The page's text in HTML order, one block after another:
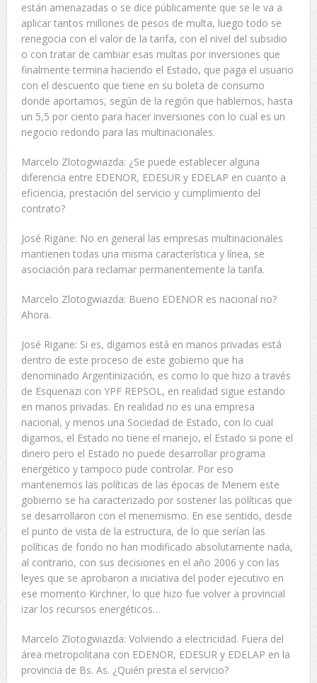
están amenazadas o se dice públicamente que se le va a
aplicar tantos millones de pesos de multa, luego todo se
renegocia con el valor de la tarifa, con el nivel del subsidio
o con tratar de cambiar esas multas por inversiones que
finalmente termina haciendo el Estado, que paga el usuario
con el descuento que tiene en su boleta de consumo
donde aportamos, según de la región que hablemos, hasta
un 5,5 por ciento para hacer inversiones con lo cual es un
negocio redondo para las multinacionales.
Marcelo Zlotogwiazda: ¿Se puede establecer alguna
diferencia entre EDENOR, EDESUR y EDELAP en cuanto a
eficiencia, prestación del servicio y cumplimiento del
contrato?
José Rigane: No en general las empresas multinacionales
mantienen todas una misma característica y línea, se
asociación para reclamar permanentemente la tarifa.
Marcelo Zlotogwiazda: Bueno EDENOR es nacional no?
Ahora.
José Rigane: Si es, digamos está en manos privadas está
dentro de este proceso de este gobierno que ha
denominado Argentinización, es como lo que hizo a través
de Esquenazi con YPF REPSOL, en realidad sigue estando
en manos privadas. En realidad no es una empresa
nacional, y menos una Sociedad de Estado, con lo cual
digamos, el Estado no tiene el manejo, el Estado si pone el
dinero pero el Estado no puede desarrollar programa
energético y tampoco pude controlar. Por eso
mantenemos las políticas de las épocas de Menem este
gobierno se ha caracterizado por sostener las políticas que
se desarrollaron con el menemismo. En ese sentido, desde
el punto de vista de la estructura, de lo que serían las
políticas de fondo no han modificado absolutamente nada,
al contrario, con sus decisiones en el año 2006 y con las
leyes que se aprobaron a iniciativa del poder ejecutivo en
ese momento Kirchner, lo que hizo fue volver a provincial
izar los recursos energéticos…
Marcelo Zlotogwiazda: Volviendo a electricidad. Fuera del
área metropolitana con EDENOR, EDESUR y EDELAP en la
provincia de Bs. As. ¿Quién presta el servicio?